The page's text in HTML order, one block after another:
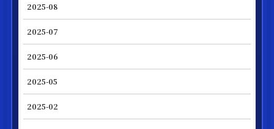
2025-08
2025-07
2025-06
2025-05
2025-02